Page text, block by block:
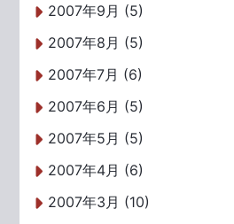
2007年9月 (5)
2007年8月 (5)
2007年7月 (6)
2007年6月 (5)
2007年5月 (5)
2007年4月 (6)
2007年3月 (10)